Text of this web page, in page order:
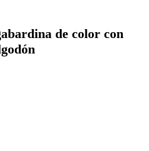
de color con